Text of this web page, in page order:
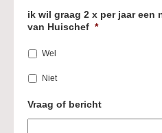
ik wil graag 2 x per jaar een
van Huischef *
Wel
Niet
Vraag of bericht